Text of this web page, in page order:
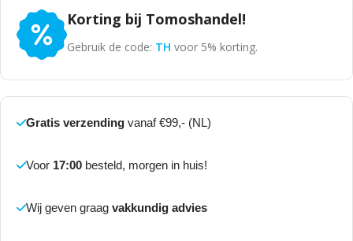
Korting bij Tomoshandel!
Gebruik de code: TH voor 5% korting.
Gratis verzending vanaf €99,- (NL)
Voor 17:00 besteld, morgen in huis!
Wij geven graag vakkundig advies